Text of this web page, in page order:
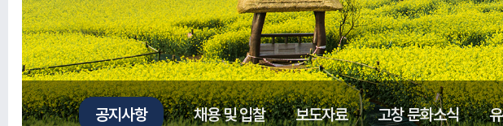
공지사항 채용 및 입찰 보도자료 고창 문화소식